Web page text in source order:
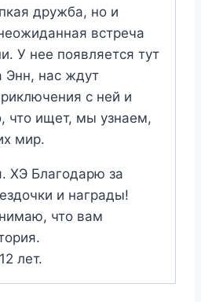
дружба, но и
встреча
У нее появляется тут
Энн, нас ждут
с ней и
что ищет, мы узнаем,
мир.
ХЭ Благодарю за
и награды!
что вам
лет.